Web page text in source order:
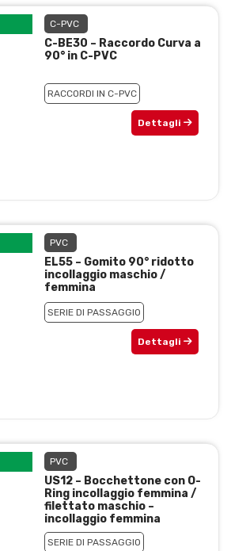
C-PVC
C-BE30 – Raccordo Curva a
90° in C-PVC
RACCORDI IN C-PVC
Dettagli
PVC
EL55 – Gomito 90° ridotto
incollaggio maschio /
femmina
SERIE DI PASSAGGIO
Dettagli
PVC
US12 – Bocchettone con O-
Ring incollaggio femmina /
filettato maschio –
incollaggio femmina
SERIE DI PASSAGGIO